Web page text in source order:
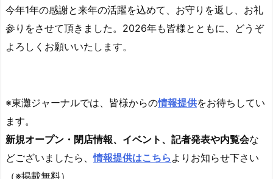
今年1年の感謝と来年の活躍を込めて、お守りを返し、お礼
参りをさせて頂きました。2026年も皆様とともに、どうぞ
よろしくお願いいたします。
※東灘ジャーナルでは、皆様からの情報提供をお待ちしてい
ます。
新規オープン・閉店情報、イベント、記者発表や内覧会な
どございましたら、情報提供はこちら よりお知らせ下さい
（※掲載無料）